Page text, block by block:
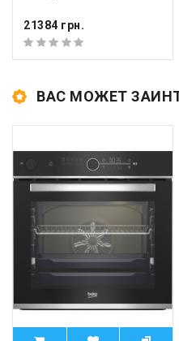
21384 грн.
ВАС МОЖЕТ